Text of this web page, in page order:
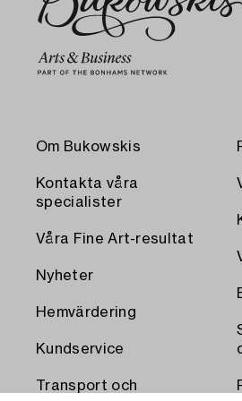
Om Bukowskis
Kontakta våra
specialister
Våra Fine Art-resultat
Nyheter
Hemvärdering
Kundservice
Transport och